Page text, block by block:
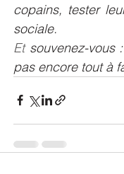
copains, tester
sociale.
Et souvenez-vous
pas encore tout à